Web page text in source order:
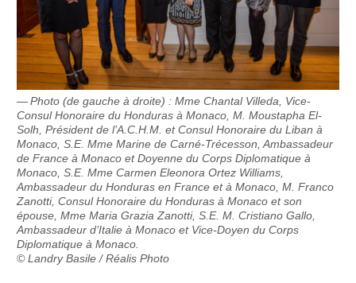
Photo (de gauche à droite) : Mme Chantal Villeda, Vice-
Consul Honoraire du Honduras à Monaco, M. Moustapha El-
Solh, Président de l’A.C.H.M. et Consul Honoraire du Liban à
Monaco, S.E. Mme Marine de Carné-Trécesson, Ambassadeur
de France à Monaco et Doyenne du Corps Diplomatique à
Monaco, S.E. Mme Carmen Eleonora Ortez Williams,
Ambassadeur du Honduras en France et à Monaco, M. Franco
Zanotti, Consul Honoraire du Honduras à Monaco et son
épouse, Mme Maria Grazia Zanotti, S.E. M. Cristiano Gallo,
Ambassadeur d’Italie à Monaco et Vice-Doyen du Corps
Diplomatique à Monaco.
© Landry Basile / Réalis Photo